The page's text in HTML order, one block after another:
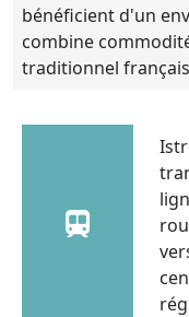
bénéficient d'un
combine
traditionnel